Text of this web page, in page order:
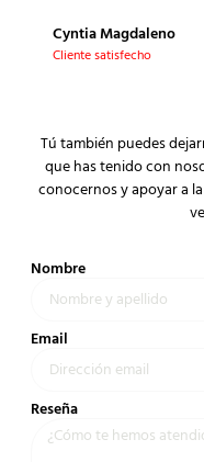
Cyntia Magdaleno
Cliente satisfecho
Tú también puedes
que has tenido con
conocernos y apoyar a
Nombre
Email
Reseña